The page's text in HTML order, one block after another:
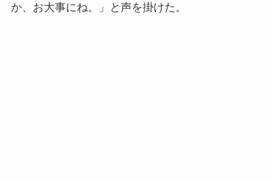
か、お大事にね。」と声を掛けた。